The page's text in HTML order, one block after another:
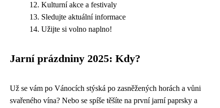
Kulturní akce a festivaly
Sledujte aktuální informace
Užijte si volno naplno!
Jarní prázdniny 2025: Kdy?
Už se vám po Vánocích stýská po zasněžených horách a vůni
svařeného vína? Nebo se spíše těšíte na první jarní paprsky a